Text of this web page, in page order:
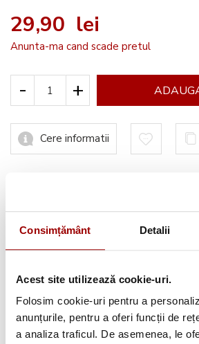
Consimțământ Detalii
Acest site utilizează cookie-uri.
Folosim cookie-uri pentru a
anunțurile, pentru a oferi funcții de
a analiza traficul. De asemenea, le
29,90 lei
Anunta-ma cand scade pretul
- +
Cere informatii
Avantajele tale:
Consultanta
profesionala
Deschidere coletla livrare